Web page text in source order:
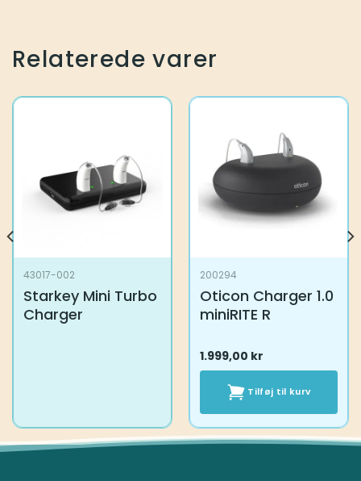
Relaterede varer
43017-002
Starkey Mini Turbo
Charger
200294
Oticon Charger 1.0
miniRITE R
1.999,00 kr
Tilføj til kurv